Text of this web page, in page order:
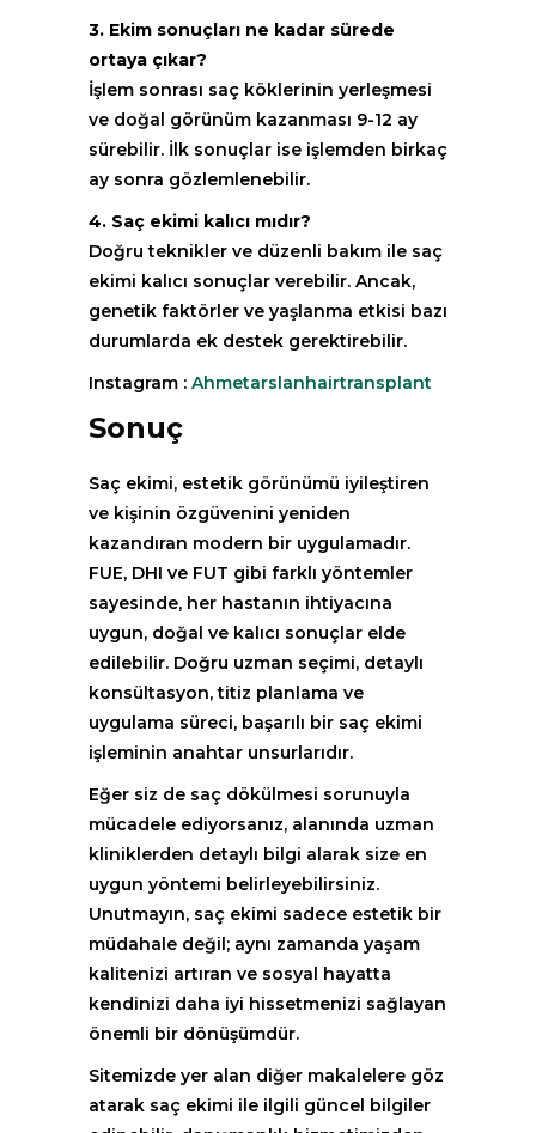
3. Ekim sonuçları ne kadar sürede
ortaya çıkar?
İşlem sonrası saç köklerinin yerleşmesi
ve doğal görünüm kazanması 9-12 ay
sürebilir. İlk sonuçlar ise işlemden birkaç
ay sonra gözlemlenebilir.
4. Saç ekimi kalıcı mıdır?
Doğru teknikler ve düzenli bakım ile saç
ekimi kalıcı sonuçlar verebilir. Ancak,
genetik faktörler ve yaşlanma etkisi bazı
durumlarda ek destek gerektirebilir.
Instagram : Ahmetarslanhairtransplant
Sonuç
Saç ekimi, estetik görünümü iyileştiren
ve kişinin özgüvenini yeniden
kazandıran modern bir uygulamadır.
FUE, DHI ve FUT gibi farklı yöntemler
sayesinde, her hastanın ihtiyacına
uygun, doğal ve kalıcı sonuçlar elde
edilebilir. Doğru uzman seçimi, detaylı
konsültasyon, titiz planlama ve
uygulama süreci, başarılı bir saç ekimi
işleminin anahtar unsurlarıdır.
Eğer siz de saç dökülmesi sorunuyla
mücadele ediyorsanız, alanında uzman
kliniklerden detaylı bilgi alarak size en
uygun yöntemi belirleyebilirsiniz.
Unutmayın, saç ekimi sadece estetik bir
müdahale değil; aynı zamanda yaşam
kalitenizi artıran ve sosyal hayatta
kendinizi daha iyi hissetmenizi sağlayan
önemli bir dönüşümdür.
Sitemizde yer alan diğer makalelere göz
atarak saç ekimi ile ilgili güncel bilgiler